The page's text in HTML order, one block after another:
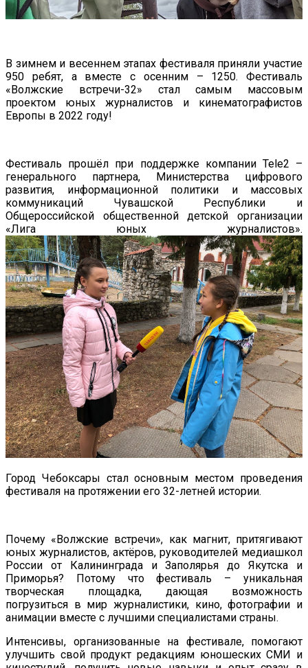
В зимнем и весеннем этапах фестиваля приняли участие
950 ребят, а вместе с осенним – 1250. Фестиваль
«Волжские встречи-32» стал самым массовым
проектом юных журналистов и кинематографистов
Европы в 2022 году!
Фестиваль прошёл при поддержке компании Tele2 –
генерального партнера, Министерства цифрового
развития, информационной политики и массовых
коммуникаций Чувашской Республики и
Общероссийской общественной детской организации
«Лига юных журналистов».
Город Чебоксары стал основным местом проведения
фестиваля на протяжении его 32-летней истории.
Почему «Волжские встречи», как магнит, притягивают
юных журналистов, актёров, руководителей медиашкол
России от Калининграда и Заполярья до Якутска и
Приморья? Потому что фестиваль – уникальная
творческая площадка, дающая возможность
погрузиться в мир журналистики, кино, фотографии и
анимации вместе с лучшими специалистами страны.
Интенсивы, организованные на фестивале, помогают
улучшить свой продукт редакциям юношеских СМИ и